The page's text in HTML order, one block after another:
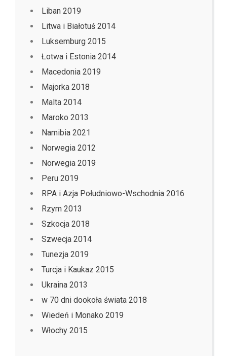
Liban 2019
Litwa i Białotuś 2014
Luksemburg 2015
Łotwa i Estonia 2014
Macedonia 2019
Majorka 2018
Malta 2014
Maroko 2013
Namibia 2021
Norwegia 2012
Norwegia 2019
Peru 2019
RPA i Azja Południowo-Wschodnia 2016
Rzym 2013
Szkocja 2018
Szwecja 2014
Tunezja 2019
Turcja i Kaukaz 2015
Ukraina 2013
w 70 dni dookoła świata 2018
Wiedeń i Monako 2019
Włochy 2015